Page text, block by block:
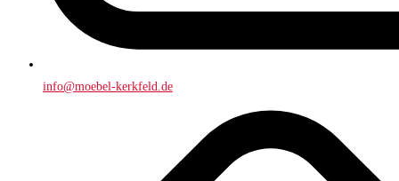
info@moebel-kerkfeld.de